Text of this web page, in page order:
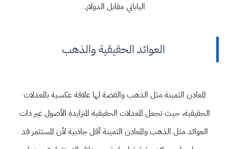
الياباني مقابل الدولار.
العوائد الحقيقية والذهب
المعادن الثمينة مثل الذهب والفضة لها علاقة عكسية بالمعدلات
الحقيقية، حيث تجعل المعدلات الحقيقية المتزايدة الأصول غير ذات
العوائد مثل الذهب والمعادن الثمينة أقل جاذبية لأن المستثمر قد